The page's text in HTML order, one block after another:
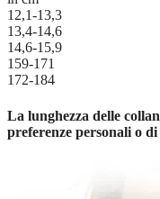
12,1-13,3
13,4-14,6
14,6-15,9
159-171
172-184
La lunghezza delle
preferenze personali o di